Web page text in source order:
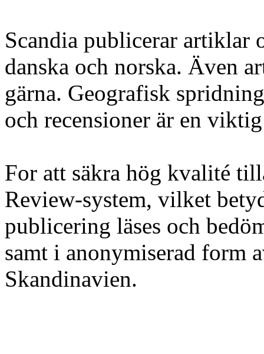
Scandia publicerar artiklar
danska och norska. Även
gärna. Geografisk
och recensioner är en
For att säkra hög kvalité
Review-system, vilket
publicering läses och
samt i anonymiserad form
Skandinavien.